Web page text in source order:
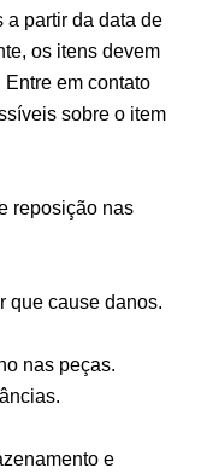
a partir da data de
os itens devem
em contato
sobre o item
reposição nas
que cause danos.
nas peças.
e